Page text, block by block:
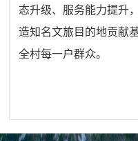
态升级、服务能力提升
造知名文旅目的地贡献
全村每一户群众。